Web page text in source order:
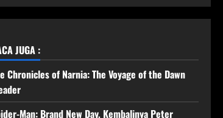
JUGA :
Chronicles of Narnia: The Voyage of the Dawn
Man: Brand New Day, Kembalinya Peter